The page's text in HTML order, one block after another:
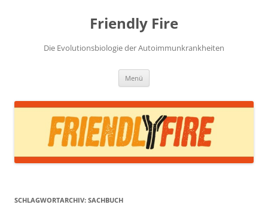
Friendly Fire
Die Evolutionsbiologie der Autoimmunkrankheiten
Menü
SCHLAGWORTARCHIV: SACHBUCH